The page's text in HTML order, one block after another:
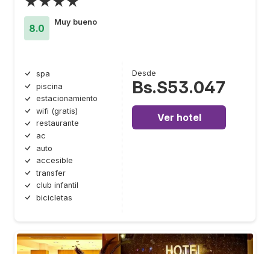
8.0
Muy bueno
spa
piscina
estacionamiento
wifi (gratis)
restaurante
ac
auto
accesible
transfer
club infantil
bicicletas
Desde
Bs.S53.047
Ver hotel